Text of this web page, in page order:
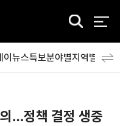
검
이뉴스특보분야별지역별 뉴스
…정책 결정 생중